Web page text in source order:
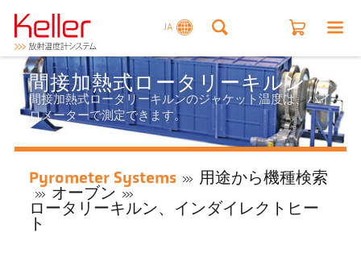
JA
間接加熱式ロータリーキルン
間接加熱式ロータリーキルンのジャケット温度は、パイ
ロメーターで測定できます。
Pyrometer Systems
用途から機種検索
オーブン
ロータリーキルン、インダイレクトヒー
ト